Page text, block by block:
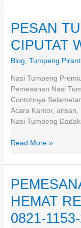
PESAN
CIPUTAT
Blog,Tumpeng
Nasi Tumpeng
Pemesanan Nasi
Contohnya
Acara Kantor,
Nasi Tumpeng
PESAN
TUMPENG
HEMAT
CIPUTAT
0812-
9567-
7900
Read More »
HEMAT
0821-
PEMESANAN
TUMPENG
HEMAT
REKOMENDASI
WA